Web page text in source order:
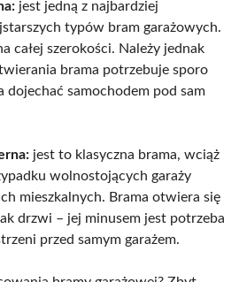
jest jedną z najbardziej
typów bram garażowych.
całej szerokości. Należy jednak
brama potrzebuje sporo
dojechać samochodem pod sam
jest to klasyczna brama, wciąż
wolnostojących garaży
mieszkalnych. Brama otwiera się
drzwi – jej minusem jest potrzeba
przed samym garażem.